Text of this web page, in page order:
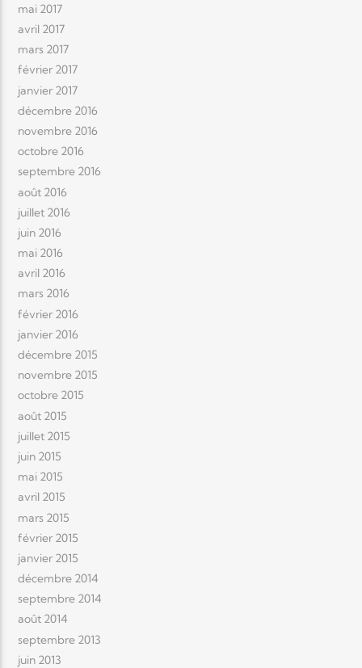
mai 2017
avril 2017
mars 2017
février 2017
janvier 2017
décembre 2016
novembre 2016
octobre 2016
septembre 2016
août 2016
juillet 2016
juin 2016
mai 2016
avril 2016
mars 2016
février 2016
janvier 2016
décembre 2015
novembre 2015
octobre 2015
août 2015
juillet 2015
juin 2015
mai 2015
avril 2015
mars 2015
février 2015
janvier 2015
décembre 2014
septembre 2014
août 2014
septembre 2013
juin 2013